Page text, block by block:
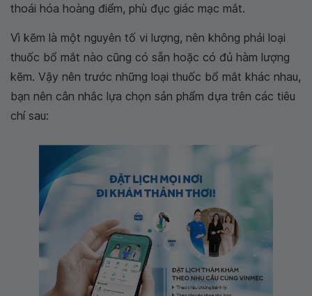
thoái hóa hoàng điểm, phù đục giác mạc mắt.
Vì kẽm là một nguyên tố vi lượng, nên không phải loại
thuốc bổ mắt nào cũng có sẵn hoặc có đủ hàm lượng
kẽm. Vậy nên trước những loại thuốc bổ mắt khác nhau,
bạn nên cân nhắc lựa chọn sản phẩm dựa trên các tiêu
chí sau: